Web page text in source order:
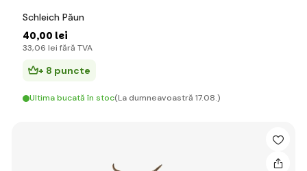
Schleich Păun
40,00 lei
33,06 lei fără TVA
+ 8 puncte
Ultima bucată în stoc(La dumneavoastră 17.08.)